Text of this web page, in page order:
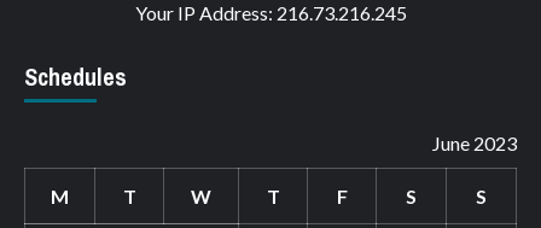
Your IP Address: 216.73.216.245
Schedules
June 2023
M T W T F S S